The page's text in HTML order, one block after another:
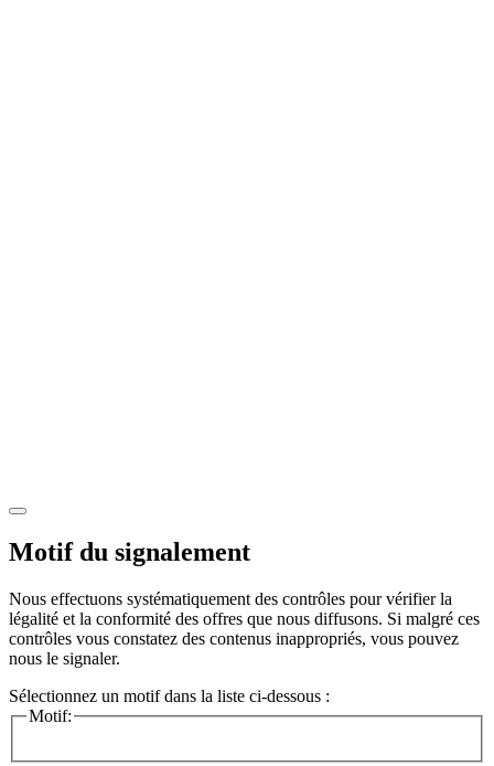
Motif du signalement
Nous effectuons systématiquement des contrôles pour vérifier la
légalité et la conformité des offres que nous diffusons. Si malgré ces
contrôles vous constatez des contenus inappropriés, vous pouvez
nous le signaler.
Sélectionnez un motif dans la liste ci-dessous :
Motif: